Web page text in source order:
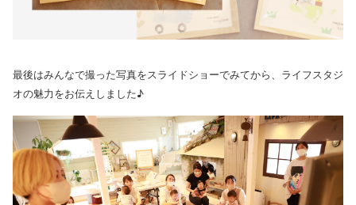
最後はみんなで撮った写真をスライドショーでみてから、ライフスタジ
オの魅力をお伝えしました♪